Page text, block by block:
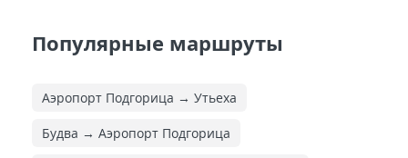
Популярные маршруты
Аэропорт Подгорица → Утьеха
Будва → Аэропорт Подгорица